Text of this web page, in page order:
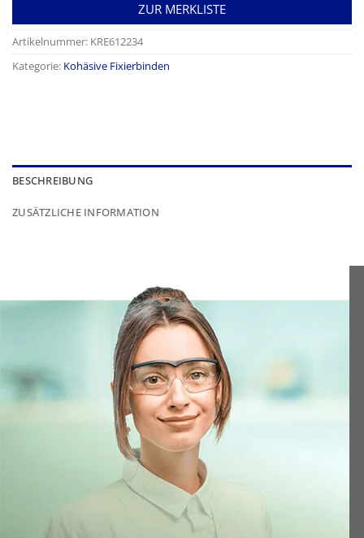
ZUR MERKLISTE
Artikelnummer: KRE612234
Kategorie: Kohäsive Fixierbinden
BESCHREIBUNG
ZUSÄTZLICHE INFORMATION